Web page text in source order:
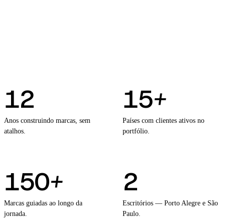
12
Anos construindo marcas, sem
atalhos.
15+
Países com clientes ativos no
portfólio.
150+
Marcas guiadas ao longo da
jornada.
2
Escritórios — Porto Alegre e São
Paulo.